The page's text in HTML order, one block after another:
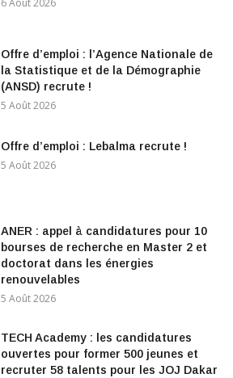
6 Août 2026
Offre d’emploi : l’Agence Nationale de
la Statistique et de la Démographie
(ANSD) recrute !
5 Août 2026
Offre d’emploi : Lebalma recrute !
5 Août 2026
ANER : appel à candidatures pour 10
bourses de recherche en Master 2 et
doctorat dans les énergies
renouvelables
5 Août 2026
TECH Academy : les candidatures
ouvertes pour former 500 jeunes et
recruter 58 talents pour les JOJ Dakar